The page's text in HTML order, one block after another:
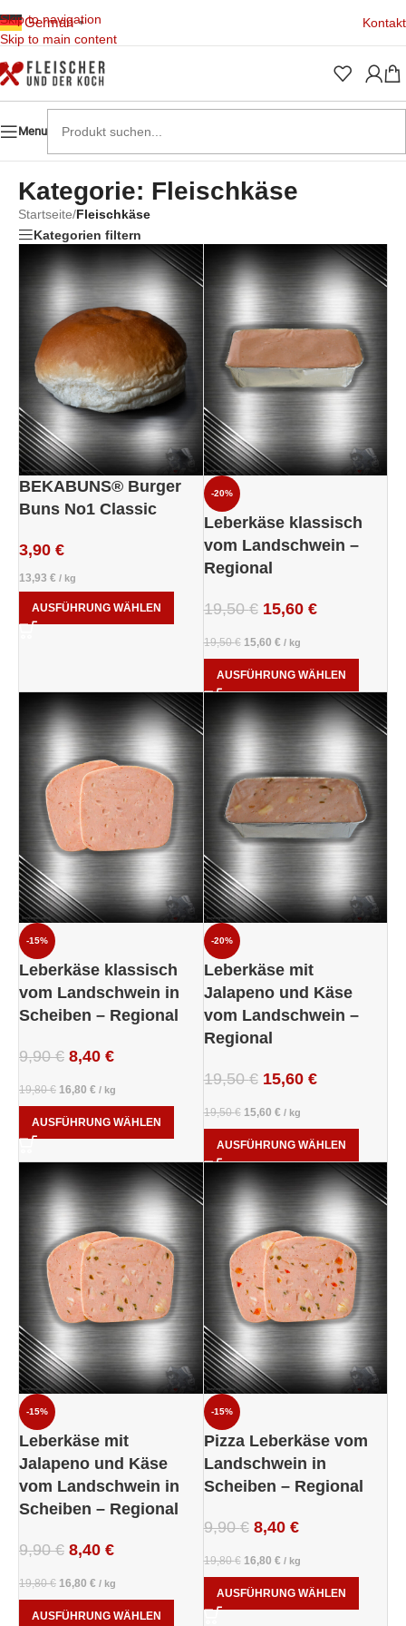
Skip to navigation
Skip to main content
German ▼ Kontakt
Menu
Kategorie: Fleischkäse
Startseite/Fleischkäse
Kategorien filtern
BEKABUNS® Burger
Buns No1 Classic
3,90 €
13,93 € / kg
AUSFÜHRUNG WÄHLEN
-20%
Leberkäse klassisch
vom Landschwein –
Regional
19,50€ 15,60 €
19,50€ 15,60 € / kg
AUSFÜHRUNG WÄHLEN
-15%
Leberkäse klassisch
vom Landschwein in
Scheiben – Regional
9,90€ 8,40 €
19,80€ 16,80 € / kg
AUSFÜHRUNG WÄHLEN
-20%
Leberkäse mit
Jalapeno und Käse
vom Landschwein –
Regional
19,50€ 15,60 €
19,50€ 15,60 € / kg
AUSFÜHRUNG WÄHLEN
-15%
Leberkäse mit
Jalapeno und Käse
vom Landschwein in
Scheiben – Regional
9,90€ 8,40 €
19,80€ 16,80 € / kg
AUSFÜHRUNG WÄHLEN
-15%
Pizza Leberkäse vom
Landschwein in
Scheiben – Regional
9,90€ 8,40 €
19,80€ 16,80 € / kg
AUSFÜHRUNG WÄHLEN